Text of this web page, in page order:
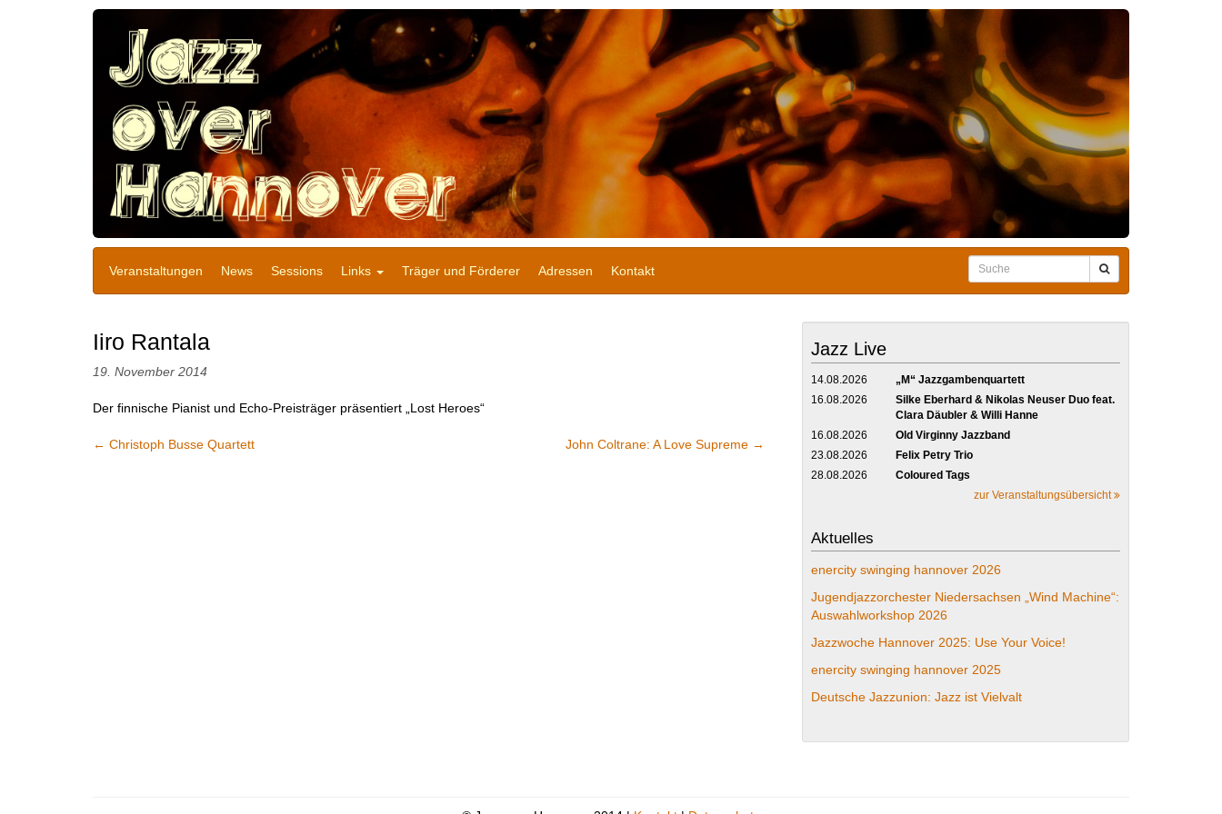
Veranstaltungen News Sessions Links Träger und Förderer Adressen Kontakt
Iiro Rantala
19. November 2014
Der finnische Pianist und Echo-Preisträger präsentiert „Lost Heroes“
← Christoph Busse Quartett John Coltrane: A Love Supreme →
Jazz Live
14.08.2026
„M“ Jazzgambenquartett
16.08.2026
Silke Eberhard & Nikolas Neuser Duo feat.
Clara Däubler & Willi Hanne
16.08.2026
Old Virginny Jazzband
23.08.2026
Felix Petry Trio
28.08.2026
Coloured Tags
zur Veranstaltungsübersicht
Aktuelles
enercity swinging hannover 2026
Jugendjazzorchester Niedersachsen „Wind Machine“:
Auswahlworkshop 2026
Jazzwoche Hannover 2025: Use Your Voice!
enercity swinging hannover 2025
Deutsche Jazzunion: Jazz ist Vielvalt